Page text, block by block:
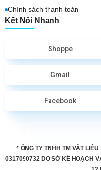
Chính sách thanh toán
Kết Nối Nhanh
Shoppe
Gmail
Facebook
CÔNG TY TNHH TM VẬT
0317090732 DO SỞ KẾ HOẠCH